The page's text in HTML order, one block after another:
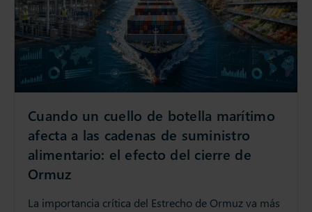
Cuando un cuello de botella marítimo
afecta a las cadenas de suministro
alimentario: el efecto del cierre de
Ormuz
La importancia crítica del Estrecho de Ormuz va más